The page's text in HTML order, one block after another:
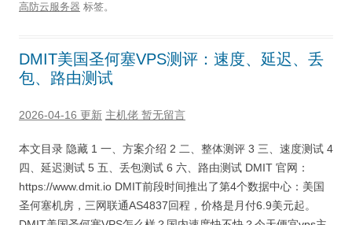
高防云服务器 标签。
DMIT美国圣何塞VPS测评：速度、延迟、丢
包、路由测试
2026-04-16 更新 主机佬 暂无留言
本文目录 隐藏 1 一、方案介绍 2 二、整体测评 3 三、速度测试 4
四、延迟测试 5 五、丢包测试 6 六、路由测试 DMIT 官网：
https://www.dmit.io DMIT前段时间推出了第4个数据中心：美国
圣何塞机房，三网联通AS4837回程，价格是月付6.9美元起。